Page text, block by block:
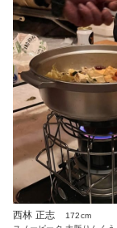
西林 正志
172cm